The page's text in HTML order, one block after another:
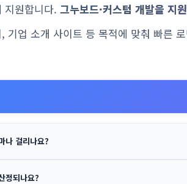
지원합니다. 그누보드·커스텀 개발을 지
기업 소개 사이트 등 목적에 맞춰 빠른
나 걸리나요?
정되나요?